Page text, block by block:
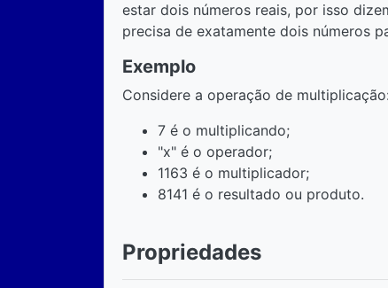
estar dois números reais, por isso
precisa de exatamente dois números
Exemplo
Considere a operação de
7 é o multiplicando;
"x" é o operador;
1163 é o multiplicador;
8141 é o resultado ou produto.
Propriedades